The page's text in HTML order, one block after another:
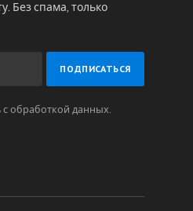
Без спама, только
обработкой данных.